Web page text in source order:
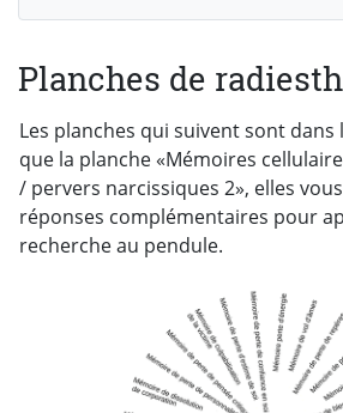
Planches de
Les planches qui suivent sont
que la planche «Mémoires
/ pervers narcissiques 2», elles
réponses complémentaires pour
recherche au pendule.